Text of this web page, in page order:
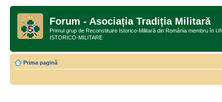
Forum - Asociația Tradiția Militară
Primul grup de Reconstituire Istorico-Militară din România membru în
ISTORICO-MILITARE
Prima pagină